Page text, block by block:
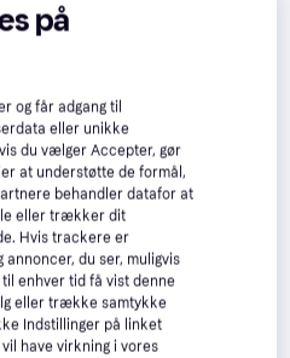
på
og får adgang til
eller unikke
du vælger Accepter, gør
at understøtte de formål,
behandler datafor at
eller trækker dit
Hvis trackere er
du ser, muligvis
enhver tid få vist denne
eller trække samtykke
Indstillinger på linket
have virkning i vores